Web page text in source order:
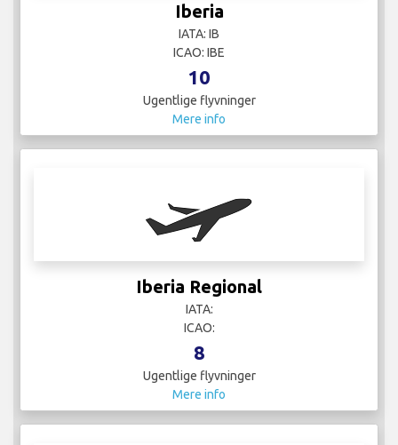
Iberia
IATA: IB
ICAO: IBE
10
Ugentlige flyvninger
Mere info
Iberia Regional
IATA:
ICAO:
8
Ugentlige flyvninger
Mere info